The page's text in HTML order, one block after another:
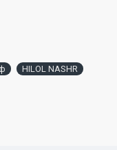
HILOL NASHR